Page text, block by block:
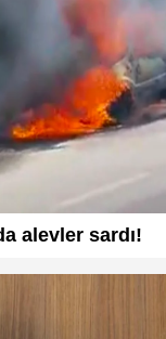
alevler sardı!